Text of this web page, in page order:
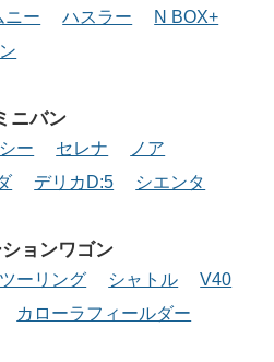
ニー ハスラー
N BOX+
ニバン
ー セレナ
ノア
デリカD:5 シエンタ
ョンワゴン
ーリング シャトル
V40
カローラフィールダー